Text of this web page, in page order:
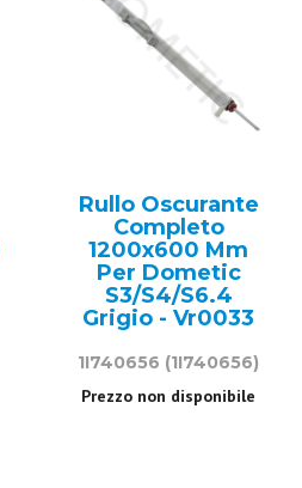
Rullo Oscurante
Completo
1200x600 Mm
Per Dometic
S3/S4/S6.4
Grigio - Vr0033
1I740656 (1I740656)
Prezzo non disponibile